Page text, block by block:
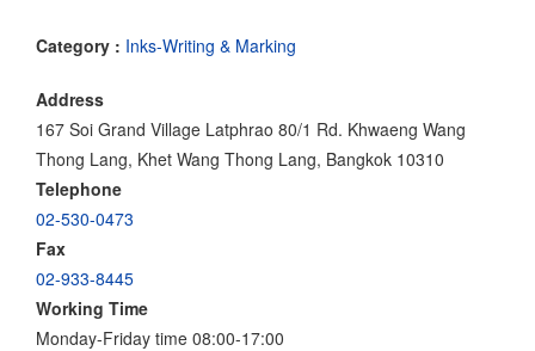
Category : Inks-Writing & Marking
Address
167 Soi Grand Village Latphrao 80/1 Rd. Khwaeng Wang
Thong Lang, Khet Wang Thong Lang, Bangkok 10310
Telephone
02-530-0473
Fax
02-933-8445
Working Time
Monday-Friday time 08:00-17:00